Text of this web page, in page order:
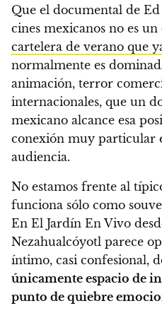
Que el documental de
cines mexicanos no es
cartelera de verano que
normalmente es
animación, terror
internacionales, que un
mexicano alcance esa
conexión muy particular
audiencia.
No estamos frente al
funciona sólo como
En El Jardín En Vivo
Nezahualcóyotl parece
íntimo, casi confesional,
únicamente espacio de
punto de quiebre